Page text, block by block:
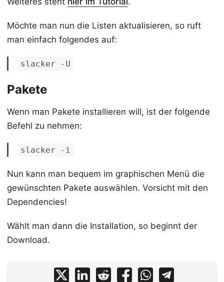
Möchte man nun die Listen aktualisieren, so ruft
man einfach folgendes auf:
slacker -U
Pakete
Wenn man Pakete installieren will, ist der folgende
Befehl zu nehmen:
slacker -i
Nun kann man bequem im graphischen Menü die
gewünschten Pakete auswählen. Vorsicht mit den
Dependencies!
Wählt man dann die Installation, so beginnt der
Download.